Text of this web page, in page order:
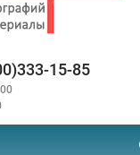
15-85